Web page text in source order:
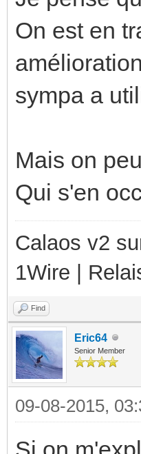
On est en
sympa a
Mais on
Qui s'en
Calaos v2
1Wire |
Find
Eric64
Senior Member
09-08-2015,